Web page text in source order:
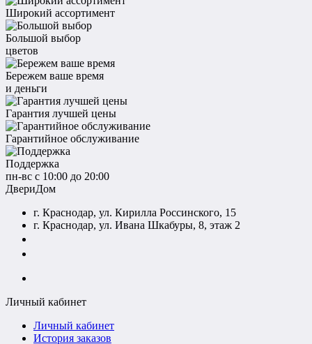
Широкий ассортимент
Большой выбор
цветов
Бережем ваше время
и деньги
Гарантия лучшей цены
Гарантийное обслуживание
Поддержка
пн-вс с 10:00 до 20:00
ДвериДом
г. Краснодар, ул. Кирилла Россинского, 15
г. Краснодар, ул. Ивана Шкабуры, 8, этаж 2
Личный кабинет
Личный кабинет
История заказов